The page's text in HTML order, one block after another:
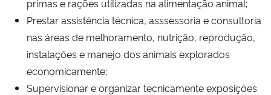
Controladoria-Geral da União
Ministério da Mulher, da Família e dos Direitos Humanos
Secretaria-Geral
primas e rações utilizadas na alimentação animal;
Prestar assistência técnica, asssessoria e consultoria
nas áreas de melhoramento, nutrição, reprodução,
instalações e manejo dos animais explorados
economicamente;
Supervisionar e organizar tecnicamente exposições